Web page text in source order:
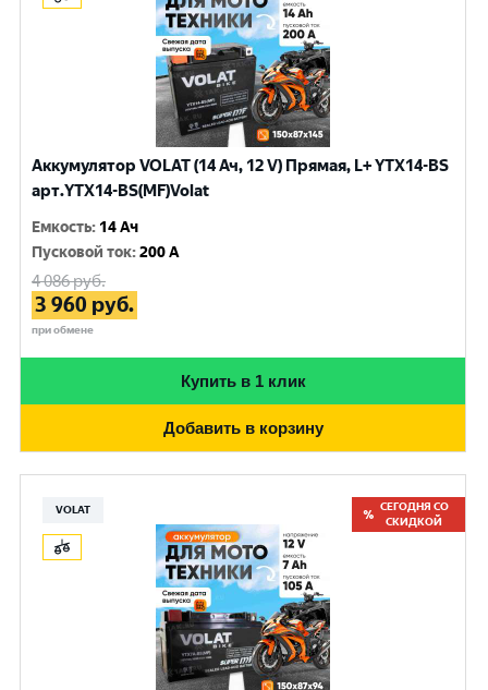
Аккумулятор VOLAT (14 Ач, 12 V) Прямая, L+ YTX14-BS
арт.YTX14-BS(MF)Volat
Емкость: 14 Ач
Пусковой ток:200 A
4 086руб.
3 960 руб.
при обмене
Купить в 1 клик
Добавить в корзину
VOLAT
СЕГОДНЯ СО
СКИДКОЙ